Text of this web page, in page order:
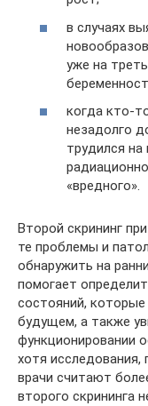
в случаях
уже на
когда кто-
незадолго
трудился на
«вредного».
Второй скрининг
те проблемы и
обнаружить на
помогает
состояний,
будущем, а также
функционировании
хотя исследования,
врачи считают
второго скрининга